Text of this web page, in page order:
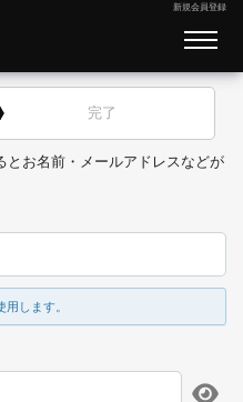
新規会員登録
完了
とお名前・メールアドレスなどが
します。